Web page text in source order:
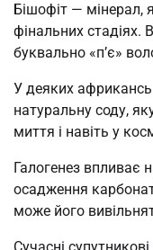
Бішофіт — мінерал,
фінальних стадіях.
буквально «п’є»
У деяких
натуральну соду,
миття і навіть у
Галогенез впливає
осадження
може його